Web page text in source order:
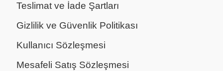
Teslimat ve İade Şartları
Gizlilik ve Güvenlik Politikası
Kullanıcı Sözleşmesi
Mesafeli Satış Sözleşmesi